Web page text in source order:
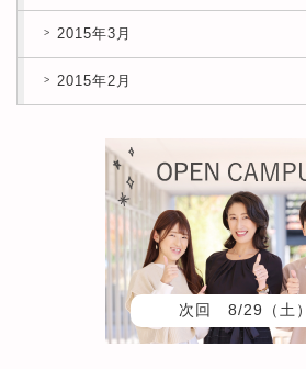
2015年3月
2015年2月
次回 8/29（土）